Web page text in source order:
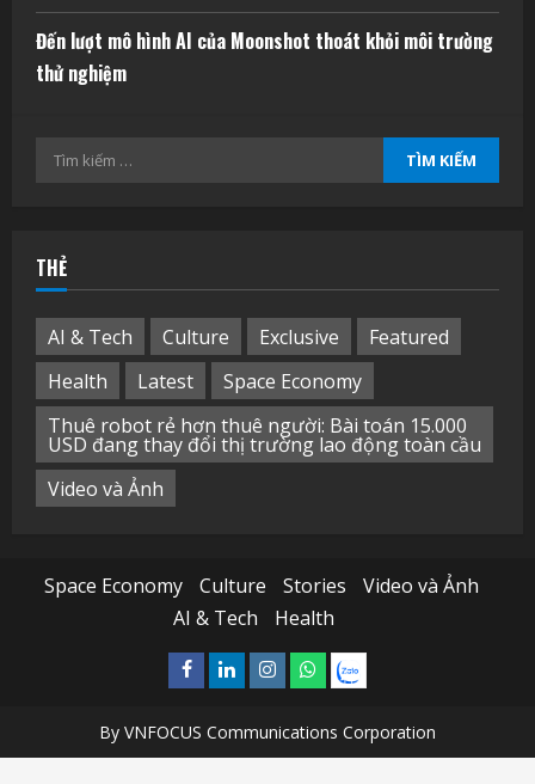
Đến lượt mô hình AI của Moonshot thoát khỏi môi trường
thử nghiệm
Tìm
THẺ
AI & Tech Culture Exclusive
Featured
Health
Latest
Space Economy
Thuê robot rẻ hơn thuê người: Bài toán 15.000
USD đang thay đổi thị trường lao động toàn cầu
Video và Ảnh
Space Economy Culture Stories
Video và Ảnh
AI & Tech
Health
Facebook
LinkedinInstagram
What’sapp
Zalo